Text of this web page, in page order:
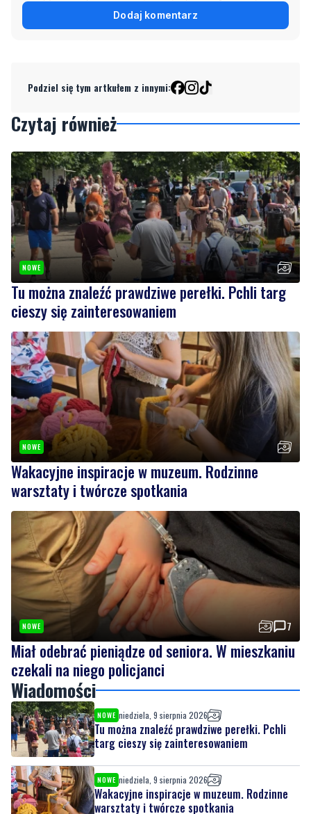
Podziel się tym artkułem z innymi:
Czytaj również
NOWE
Tu można znaleźć prawdziwe perełki. Pchli targ
cieszy się zainteresowaniem
NOWE
Wakacyjne inspiracje w muzeum. Rodzinne
warsztaty i twórcze spotkania
NOWE
Miał odebrać pieniądze od seniora. W mieszkaniu
czekali na niego policjanci
Wiadomości
NOWE niedziela, 9 sierpnia 2026
Tu można znaleźć prawdziwe perełki. Pchli
targ cieszy się zainteresowaniem